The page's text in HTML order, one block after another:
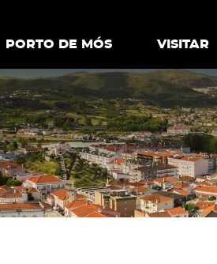
PORTO DE MÓS
PORTO DE MÓS VISITAR